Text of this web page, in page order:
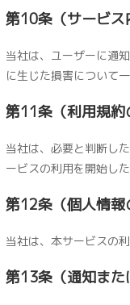
第10条（サービス
当社は、ユーザーに通
に生じた損害について
第11条（利用規約
当社は、必要と判断し
ービスの利用を開始し
第12条（個人情報
当社は、本サービスの
第13条（通知また